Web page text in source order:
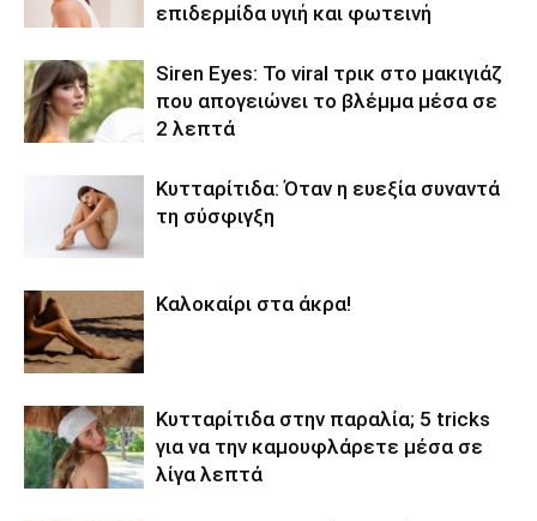
επιδερμίδα υγιή και φωτεινή
Siren Eyes: Το viral τρικ στο μακιγιάζ
που απογειώνει το βλέμμα μέσα σε
2 λεπτά
Κυτταρίτιδα: Όταν η ευεξία συναντά
τη σύσφιγξη
Καλοκαίρι στα άκρα!
Κυτταρίτιδα στην παραλία; 5 tricks
για να την καμουφλάρετε μέσα σε
λίγα λεπτά